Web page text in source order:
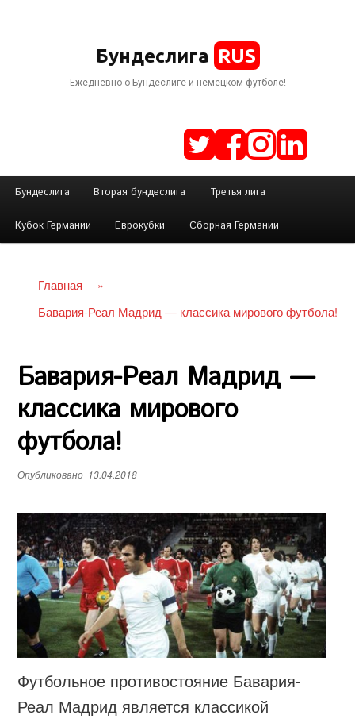
Бундеслига RUS
Ежедневно о Бундеслиге и немецком футболе!
Перейти
к
Бундеслига Вторая бундеслига Третья лига
Кубок Германии Еврокубки Сборная Германии
Главная »
Бавария-Реал Мадрид — классика мирового футбола!
Бавария-Реал Мадрид —
классика мирового
футбола!
Опубликовано 13.04.2018
Футбольное противостояние Бавария-
Реал Мадрид является классикой